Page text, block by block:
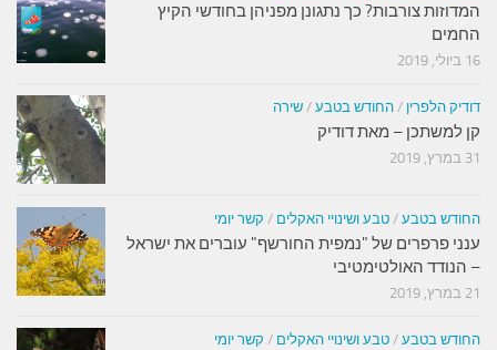
המדוזות צורבות? כך נתגונן מפניהן בחודשי הקיץ
החמים
16 ביולי, 2019
דודיק הלפרין / החודש בטבע / שירה
קן למשתכן – מאת דודיק
31 במרץ, 2019
החודש בטבע / טבע ושינויי האקלים / קשר יומי
ענני פרפרים של "נמפית החורשף" עוברים את ישראל
– הנודד האולטימטיבי
21 במרץ, 2019
החודש בטבע / טבע ושינויי האקלים / קשר יומי